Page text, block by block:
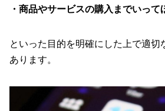
・商品やサービスの購入までいって
といった目的を明確にした上で適切
あります。